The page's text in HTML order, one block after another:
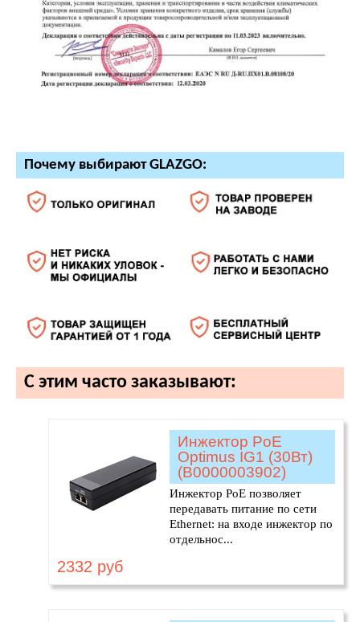
Почему выбирают GLAZGO:
С этим часто заказывают:
Инжектор PoE
Optimus IG1 (30Вт)
(В0000003902)
Инжектор PoE позволяет
передавать питание по сети
Ethernet: на входе инжектор по
отдельнос...
2332 руб